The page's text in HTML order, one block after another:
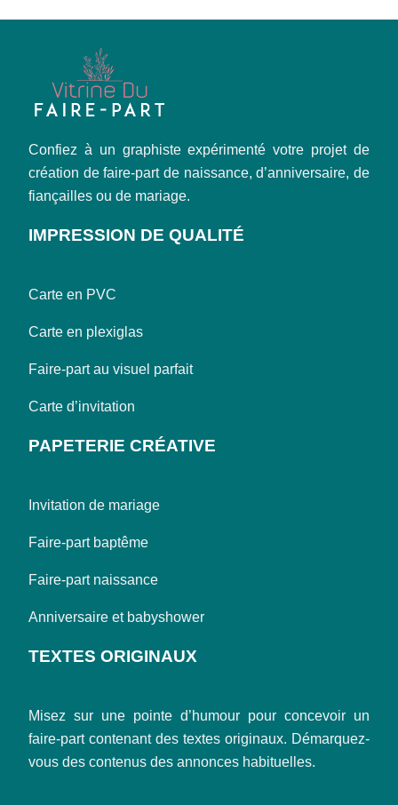
Confiez à un graphiste expérimenté votre projet de
création de faire-part de naissance, d’anniversaire, de
fiançailles ou de mariage.
IMPRESSION DE QUALITÉ
Carte en PVC
Carte en plexiglas
Faire-part au visuel parfait
Carte d’invitation
PAPETERIE CRÉATIVE
Invitation de mariage
Faire-part baptême
Faire-part naissance
Anniversaire et babyshower
TEXTES ORIGINAUX
Misez sur une pointe d’humour pour concevoir un
faire-part contenant des textes originaux. Démarquez-
vous des contenus des annonces habituelles.